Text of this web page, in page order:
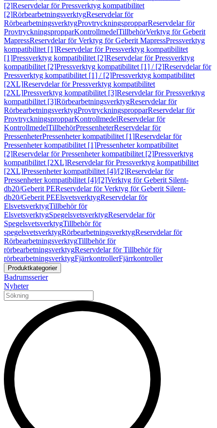
[2]Reservdelar för Pressverktyg kompatibilitet
[2]RörbearbetningsverktygReservdelar för
RörbearbetningsverktygProvtryckningspropparReservdelar för
ProvtryckningspropparKontrollmedelTillbehörVerktyg för Geberit
MapressReservdelar för Verktyg för Geberit MapressPressverktyg
kompatibilitet [1]Reservdelar för Pressverktyg kompatibilitet
[1]Pressverktyg kompatibilitet [2]Reservdelar för Pressverktyg
kompatibilitet [2]Pressverktyg kompatibilitet [1] / [2]Reservdelar för
Pressverktyg kompatibilitet [1] / [2]Pressverktyg kompatibilitet
[2XL]Reservdelar för Pressverktyg kompatibilitet
[2XL]Pressverktyg kompatibilitet [3]Reservdelar för Pressverktyg
kompatibilitet [3]RörbearbetningsverktygReservdelar för
RörbearbetningsverktygProvtryckningspropparReservdelar för
ProvtryckningspropparKontrollmedelReservdelar för
KontrollmedelTillbehörPressenheterReservdelar för
PressenheterPressenheter kompatibilitet [1]Reservdelar för
Pressenheter kompatibilitet [1]Pressenheter kompatibilitet
[2]Reservdelar för Pressenheter kompatibilitet [2]Pressverktyg
kompatibilitet [2XL]Reservdelar för Pressverktyg kompatibilitet
[2XL]Pressenheter kompatibilitet [4]/[2]Reservdelar för
Pressenheter kompatibilitet [4]/[2]Verktyg för Geberit Silent-
db20/Geberit PEReservdelar för Verktyg för Geberit Silent-
db20/Geberit PEElsvetsverktygReservdelar för
ElsvetsverktygTillbehör för
ElsvetsverktygSpegelsvetsverktygReservdelar för
SpegelsvetsverktygTillbehör för
spegelsvetsverktygRörbearbetningsverktygReservdelar för
RörbearbetningsverktygTillbehör för
rörbearbetningsverktygReservdelar för Tillbehör för
rörbearbetningsverktygFjärrkontrollerFjärrkontroller
Produktkategorier
Badrumsserier
Nyheter